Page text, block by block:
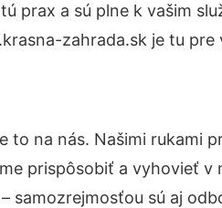
prax a sú plne k vašim
zahrada.sk je tu pre
to na nás. Našimi rukami
prispôsobiť a vyhovieť
– samozrejmosťou sú aj